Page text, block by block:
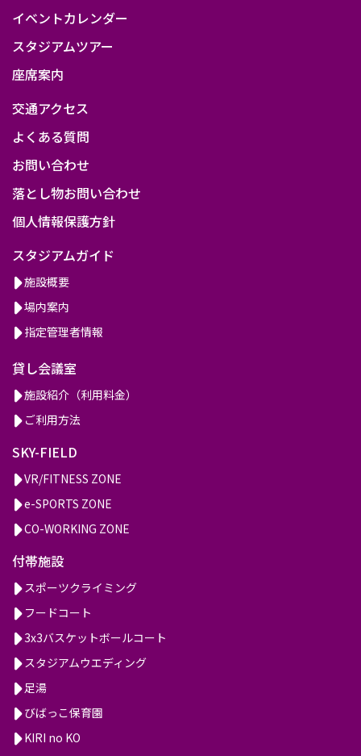
イベントカレンダー
スタジアムツアー
座席案内
交通アクセス
よくある質問
お問い合わせ
落とし物お問い合わせ
個人情報保護方針
スタジアムガイド
施設概要
場内案内
指定管理者情報
貸し会議室
施設紹介（利用料金）
ご利用方法
SKY-FIELD
VR/FITNESS ZONE
e-SPORTS ZONE
CO-WORKING ZONE
付帯施設
スポーツクライミング
フードコート
3x3バスケットボールコート
スタジアムウエディング
足湯
びばっこ保育園
KIRI no KO